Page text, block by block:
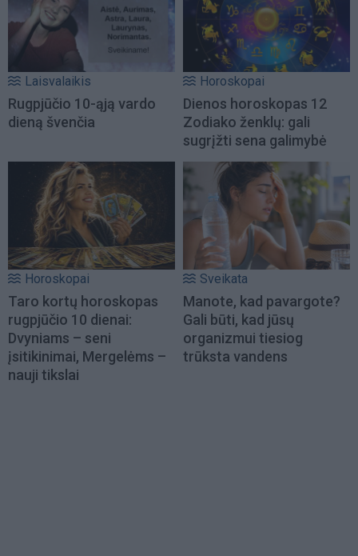
Laisvalaikis
Rugpjūčio 10-ąją vardo
dieną švenčia
Horoskopai
Dienos horoskopas 12
Zodiako ženklų: gali
sugrįžti sena galimybė
Horoskopai
Taro kortų horoskopas
rugpjūčio 10 dienai:
Dvyniams – seni
įsitikinimai, Mergelėms –
nauji tikslai
Sveikata
Manote, kad pavargote?
Gali būti, kad jūsų
organizmui tiesiog
trūksta vandens